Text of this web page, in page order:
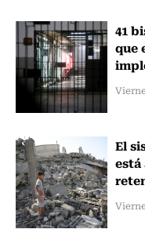
41
que
El